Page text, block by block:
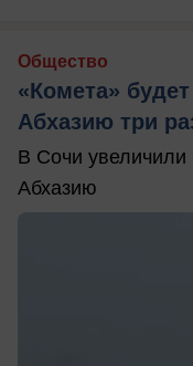
Общество
«Комета»
Абхазию три
В Сочи увеличили
Абхазию